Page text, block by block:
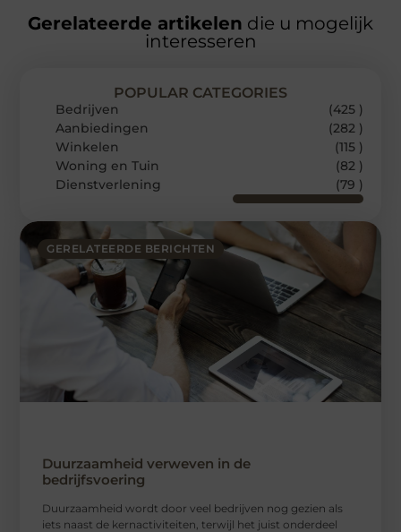
Gerelateerde artikelen die u mogelijk
interesseren
GERELATEERDE BERICHTEN
Duurzaamheid verweven in de
bedrijfsvoering
Duurzaamheid wordt door veel bedrijven nog gezien als
iets naast de kernactiviteiten, terwijl het juist onderdeel
POPULAR CATEGORIES
Bedrijven
(425 )
Aanbiedingen
(282 )
Winkelen
(115 )
Woning en Tuin
(82 )
Dienstverlening
(79 )